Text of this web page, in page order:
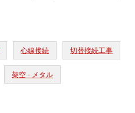
心線接続 切替接続工事
架空 - メタル